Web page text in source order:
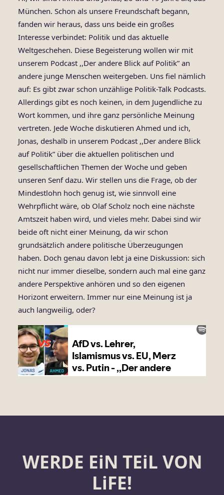
München. Schon als unsere Freundschaft begann,
fanden wir heraus, dass uns beide ein großes
Interesse verbindet: Politik und das aktuelle
Weltgeschehen. Diese Begeisterung wollen wir mit
unserem Podcast ,,Der andere Blick auf Politik” an
andere junge Menschen weitergeben. Uns fiel nämlich
auf: Es gibt zwar schon unzählige Politik-Talk Podcasts.
Allerdings gibt es noch keinen, in dem Jugendliche zu
Wort kommen, und ihre ganz persönliche Meinung
vertreten. Jede Woche diskutieren Ahmed und ich,
Jonas, deshalb in unserem Podcast ,,Der andere Blick
auf Politik” über die aktuellen politischen und
gesellschaftlichen Themen der Woche und geben
unseren Senf dazu. Wir stellen uns die Frage, ob der
Mindestlohn hoch genug ist, wie sinnvoll eine
Wehrpflicht wäre, ob Olaf Scholz noch eine nächste
Amtszeit haben wird, und vieles mehr. Dabei sind wir
beide oft nicht einer Meinung, da wir schon
grundsätzlich andere politische Überzeugungen
haben. Doch genau davon lebt ja eine Diskussion: sich
nicht nur immer dieselbe, sondern auch mal eine ganz
andere Perspektive anhören und so den eigenen
Horizont erweitern. Immer nur eine Meinung ist ja
auch langweilig, oder?
WERDE EiN TEiL VON
LiFE!